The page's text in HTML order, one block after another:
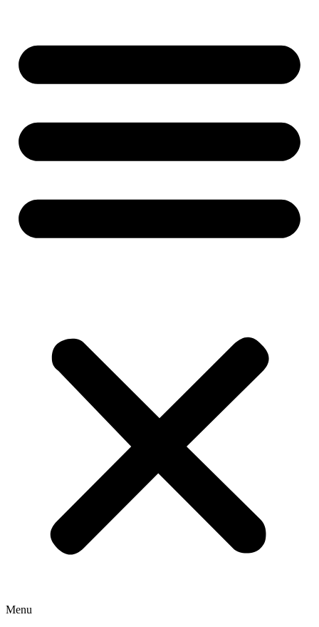
Menu